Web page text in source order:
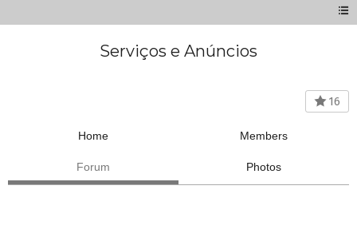
Serviços e Anúncios
16
Home Members
Forum Photos